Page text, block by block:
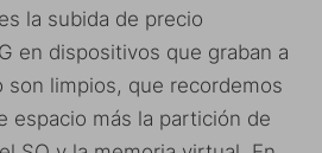
la subida de precio
en dispositivos que graban a
son limpios, que recordemos
espacio más la partición de